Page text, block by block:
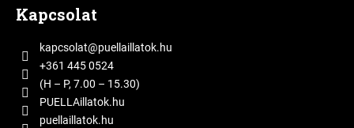
Kapcsolat
kapcsolat@puellaillatok.hu
+361 445 0524
(H – P, 7.00 – 15.30)
PUELLAillatok.hu
puellaillatok.hu